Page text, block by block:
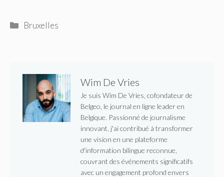
Catégories
Bruxelles
Wim De Vries
Je suis Wim De Vries, cofondateur de
Belgeo, le journal en ligne leader en
Belgique. Passionné de journalisme
innovant, j'ai contribué à transformer
une vision en une plateforme
d'information bilingue reconnue,
couvrant des événements significatifs
avec un engagement profond envers